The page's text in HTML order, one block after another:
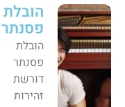
הובלת
פסנתר
הובלת
פסנתר
דורשת
זהירות